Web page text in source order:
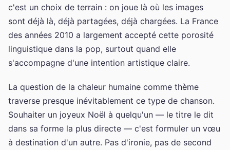
c'est un choix de terrain : on joue là où les images
sont déjà là, déjà partagées, déjà chargées. La France
des années 2010 a largement accepté cette porosité
linguistique dans la pop, surtout quand elle
s'accompagne d'une intention artistique claire.
La question de la chaleur humaine comme thème
traverse presque inévitablement ce type de chanson.
Souhaiter un joyeux Noël à quelqu'un — le titre le dit
dans sa forme la plus directe — c'est formuler un vœu
à destination d'un autre. Pas d'ironie, pas de second